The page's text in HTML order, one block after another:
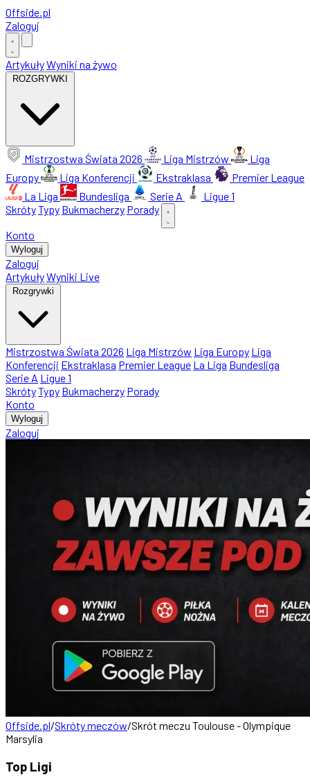
Offside.pl
Zaloguj
ArtykułyWyniki na żywo
ROZGRYWKI
Mistrzostwa Świata 2026 Liga Mistrzów
Liga
Europy
Liga Konferencji Ekstraklasa
Premier League
La Liga
Bundesliga Serie A
Ligue 1
SkrótyTypy Bukmacherzy Porady
Konto
Wyloguj
Zaloguj
ArtykułyWyniki Live
Rozgrywki
Mistrzostwa Świata 2026 Liga Mistrzów Liga Europy Liga
Konferencji Ekstraklasa Premier League La Liga Bundesliga
Serie A Ligue 1
SkrótyTypy Bukmacherzy Porady
Konto
Wyloguj
Zaloguj
Offside.pl/Skróty meczów/Skrót meczu Toulouse - Olympique
Marsylia
Top Ligi